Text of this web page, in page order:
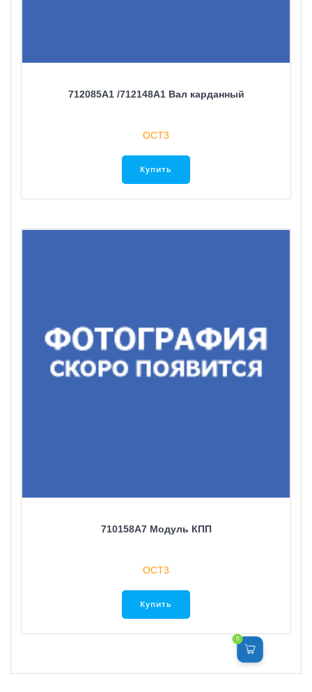
712085A1 /712148A1 Вал карданный
ОСТ3
Купить
710158A7 Модуль КПП
ОСТ3
Купить
0